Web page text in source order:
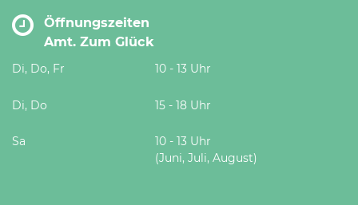
Öffnungszeiten
Amt. Zum Glück
Di, Do, Fr 10 - 13 Uhr
Di, Do 15 - 18 Uhr
Sa
10 - 13 Uhr
(Juni, Juli, August)